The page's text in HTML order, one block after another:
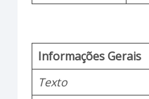
Informações Gerais
Texto